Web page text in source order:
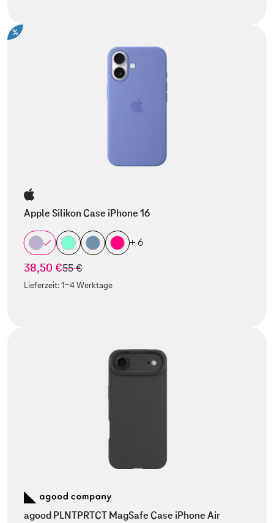
%
Apple Silikon Case iPhone 16
+ 6
38,50 €statt
55 €
Lieferzeit:1-4 Werktage
agood PLNTPRTCT MagSafe Case iPhone Air